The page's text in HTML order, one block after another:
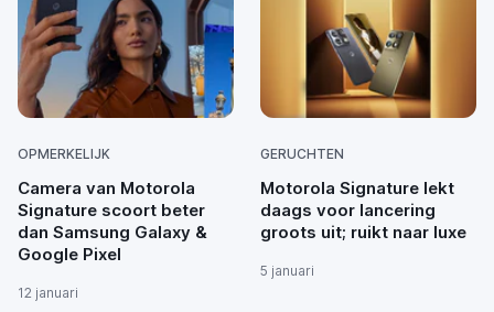
OPMERKELIJK
Camera van Motorola
Signature scoort beter
dan Samsung Galaxy &
Google Pixel
12 januari
GERUCHTEN
Motorola Signature lekt
daags voor lancering
groots uit; ruikt naar luxe
5 januari